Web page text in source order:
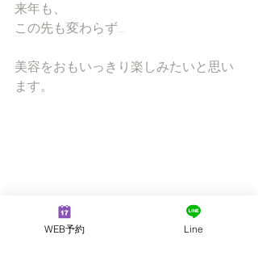
来年も、
この先も変わらず…
美容をおもいっきり楽しみたいと思い
ます。
WEB予約 Line